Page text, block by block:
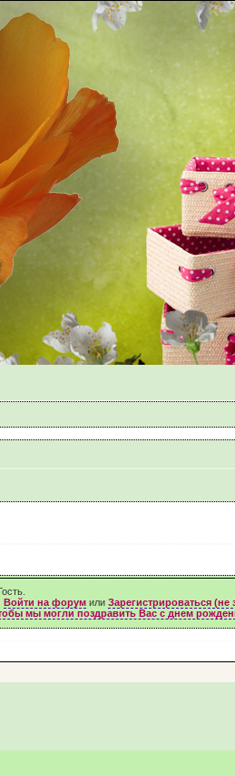
Войти на форумили Зарегистрироваться (не
мы могли поздравить Вас с днем